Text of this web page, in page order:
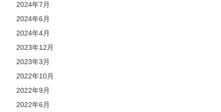
2024年7月
2024年6月
2024年4月
2023年12月
2023年3月
2022年10月
2022年9月
2022年6月